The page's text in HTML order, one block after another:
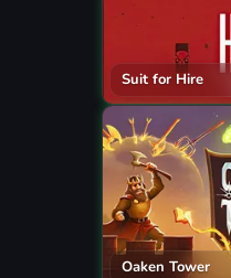
Suit for Hire
Oaken Tower